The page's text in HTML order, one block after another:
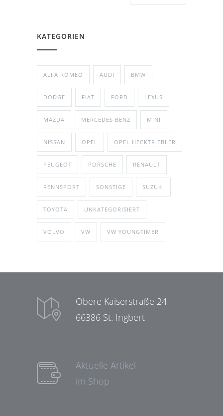
KATEGORIEN
ALFA ROMEO AUDI BMW
DODGE FIAT FORD LEXUS
MAZDA MERCEDES BENZ MINI
NISSAN OPEL OPEL HECKTRIEBLER
PEUGEOT PORSCHE RENAULT
RENNSPORT SONSTIGE SUZUKI
TOYOTA UNKATEGORISIERT
VOLVO VW VW YOUNGTIMER
Obere Kaiserstraße 24
66386 St. Ingbert
Aktuelle Artikel
im Shop